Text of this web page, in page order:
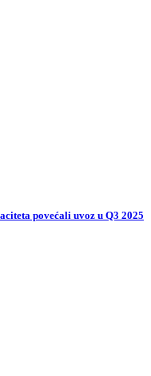
povećali uvoz u Q3 2025